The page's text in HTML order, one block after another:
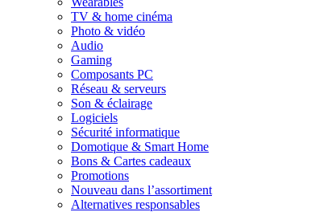
TV & home cinéma
Photo & vidéo
Audio
Gaming
Composants PC
Réseau & serveurs
Son & éclairage
Logiciels
Sécurité informatique
Domotique & Smart Home
Bons & Cartes cadeaux
Promotions
Nouveau dans l’assortiment
Alternatives responsables